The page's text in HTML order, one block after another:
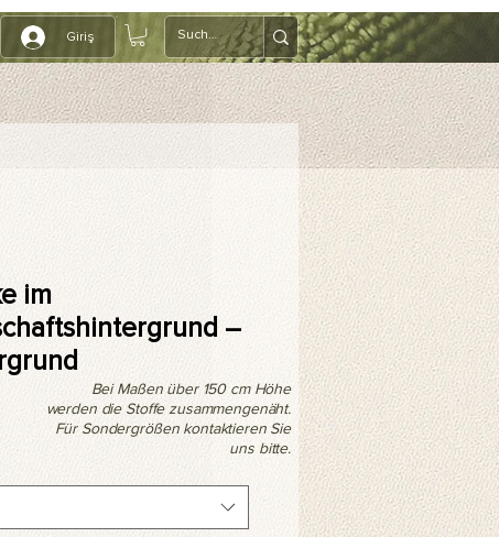
Giriş
im
–
Bei Maßen über 150 cm Höhe
werden die Stoffe zusammengenäht.
Für Sondergrößen kontaktieren Sie
uns bitte.